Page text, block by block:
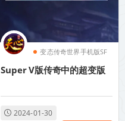
变态传奇世界手机版SF
变态传奇装备带极品属
变态传奇单职业游戏盒
Super V版传奇中的超变版
2024-01-30